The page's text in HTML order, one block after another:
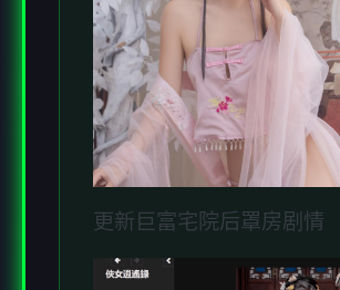
更新巨富宅院后罩房剧情